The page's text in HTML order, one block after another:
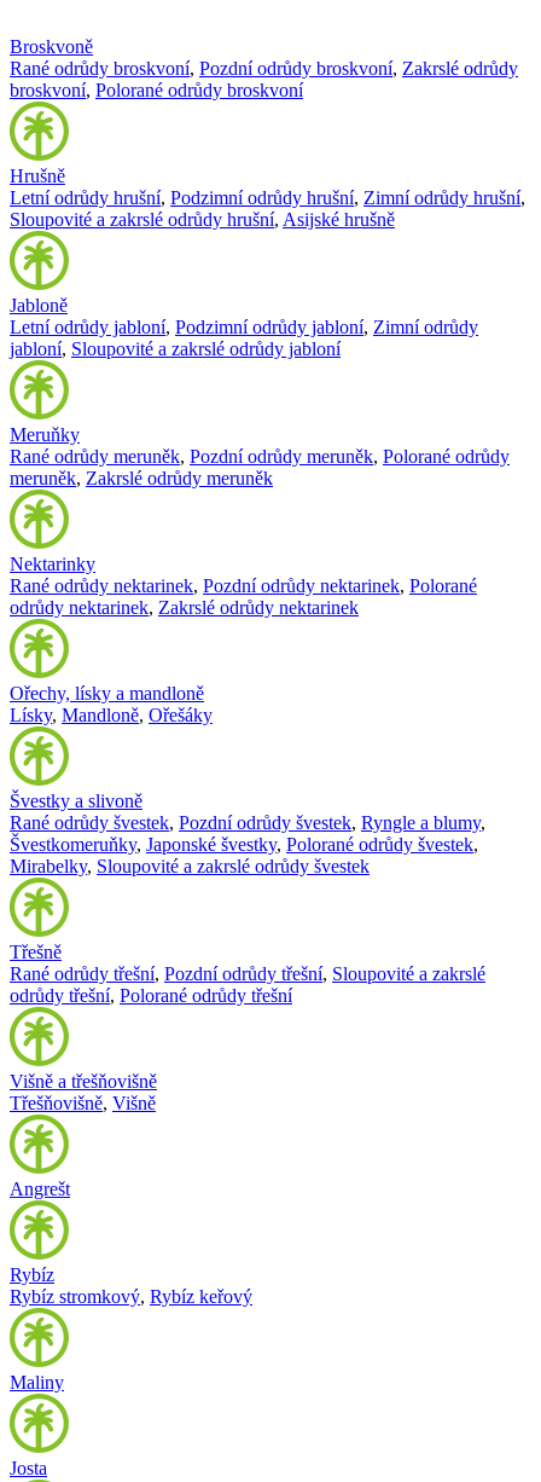
Broskvoně
Rané odrůdy broskvoní, Pozdní odrůdy broskvoní, Zakrslé odrůdy
broskvoní, Polorané odrůdy broskvoní
Hrušně
Letní odrůdy hrušní, Podzimní odrůdy hrušní, Zimní odrůdy hrušní,
Sloupovité a zakrslé odrůdy hrušní, Asijské hrušně
Jabloně
Letní odrůdy jabloní, Podzimní odrůdy jabloní, Zimní odrůdy
jabloní, Sloupovité a zakrslé odrůdy jabloní
Meruňky
Rané odrůdy meruněk, Pozdní odrůdy meruněk, Polorané odrůdy
meruněk, Zakrslé odrůdy meruněk
Nektarinky
Rané odrůdy nektarinek, Pozdní odrůdy nektarinek, Polorané
odrůdy nektarinek, Zakrslé odrůdy nektarinek
Ořechy, lísky a mandloně
Lísky, Mandloně, Ořešáky
Švestky a slivoně
Rané odrůdy švestek, Pozdní odrůdy švestek, Ryngle a blumy,
Švestkomeruňky, Japonské švestky, Polorané odrůdy švestek,
Mirabelky, Sloupovité a zakrslé odrůdy švestek
Třešně
Rané odrůdy třešní, Pozdní odrůdy třešní, Sloupovité a zakrslé
odrůdy třešní, Polorané odrůdy třešní
Višně a třešňovišně
Třešňovišně, Višně
Angrešt
Rybíz
Rybíz stromkový, Rybíz keřový
Maliny
Josta